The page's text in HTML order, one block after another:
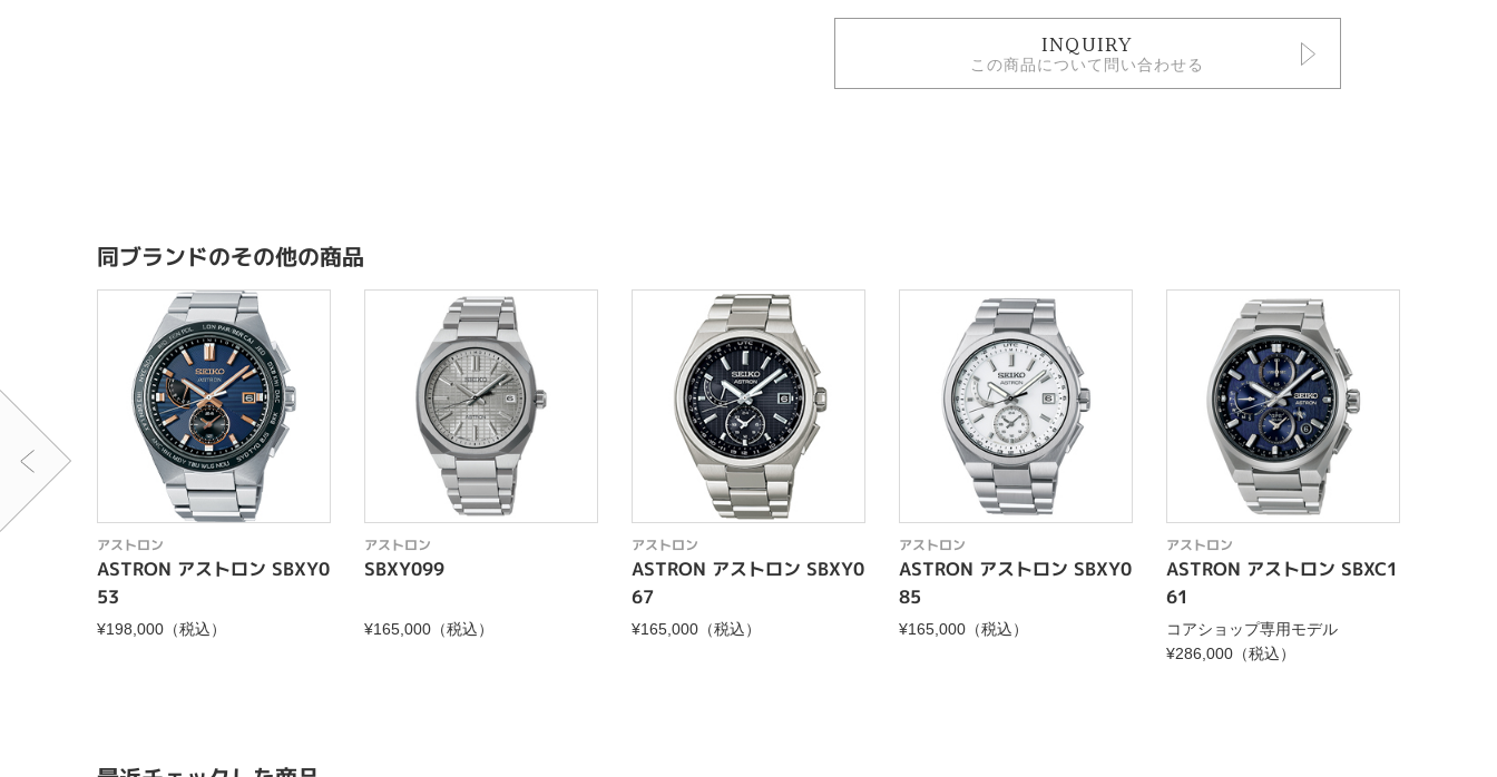
INQUIRY
この商品について問い合わせる
同ブランドのその他の商品
アストロン
ASTRON アストロン SBXY0
53
¥198,000（税込）
アストロン
SBXY099
¥165,000（税込）
アストロン
ASTRON アストロン SBXY0
67
¥165,000（税込）
アストロン
ASTRON アストロン SBXY0
85
¥165,000（税込）
アストロン
ASTRON アストロン SBXC1
61
コアショップ専用モデル
¥286,000（税込）